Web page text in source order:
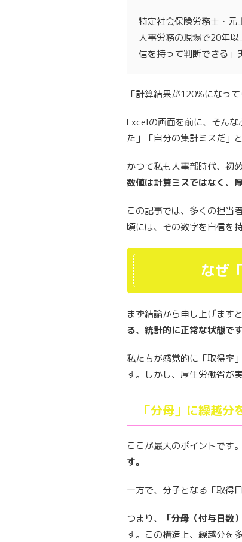
特定社会保険労務士・元
人事労務の現場で20年
信を持って判断できる」
「計算結果が120%になっ
Excelの画面を前に、そん
た」「自分の集計ミスだ」
かつて私も人事部時代、初
数値は計算ミスではなく、
この記事では、多くの担当
頃には、その数字を自信を
なぜ
まず結論から申し上げますと
る、統計的に正常な状態です
私たちが感覚的に「取得率
す。しかし、厚生労働省が
「分母」に繰越分
ここが最大のポイントです。
す。
一方で、分子となる「取得
つまり、 「分母（付与日数
す。この構造上、繰越分を